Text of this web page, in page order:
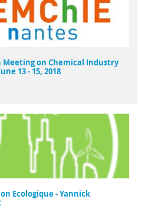
Meeting on Chemical Industry
13 - 15, 2018
Ecologique - Yannick